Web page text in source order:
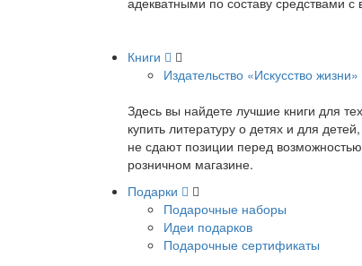
Книги
Издательство «Искусство жизни»
Здесь вы найдете лучшие книги для
купить литературу о детях и для
не сдают позиции перед
розничном магазине.
Подарки
Подарочные наборы
Идеи подарков
Подарочные сертификаты